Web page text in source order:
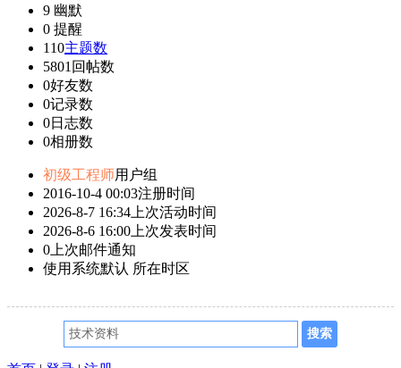
9 幽默
0 提醒
110主题数
5801 回帖数
0好友数
0记录数
0日志数
0相册数
初级工程师用户组
2016-10-4 00:03注册时间
2026-8-7 16:34 上次活动时间
2026-8-6 16:00 上次发表时间
0 上次邮件通知
使用系统默认 所在时区